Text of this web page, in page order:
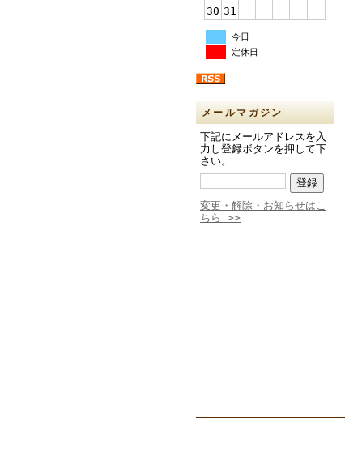
30 31
今日
定休日
メールマガジン
下記にメールアドレスを入
力し登録ボタンを押して下
さい。
変更・解除・お知らせはこ
ちら >>